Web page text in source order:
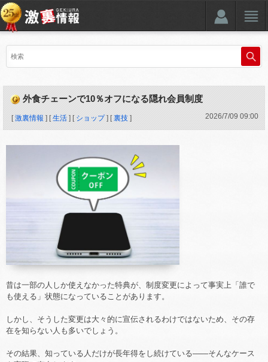
外食チェーンで10％オフになる隠れ会員制度
[激裏情報 ] [生活 ] [ ショップ] [裏技 ] 2026/7/09 09:00
昔は一部の人しか使えなかった特典が、制度変更によって事実上「誰で
も使える」状態になっていることがあります。
しかし、そうした変更は大々的に宣伝されるわけではないため、その存
在を知らない人も多いでしょう。
その結果、知っている人だけが長年得をし続けている――そんなケース